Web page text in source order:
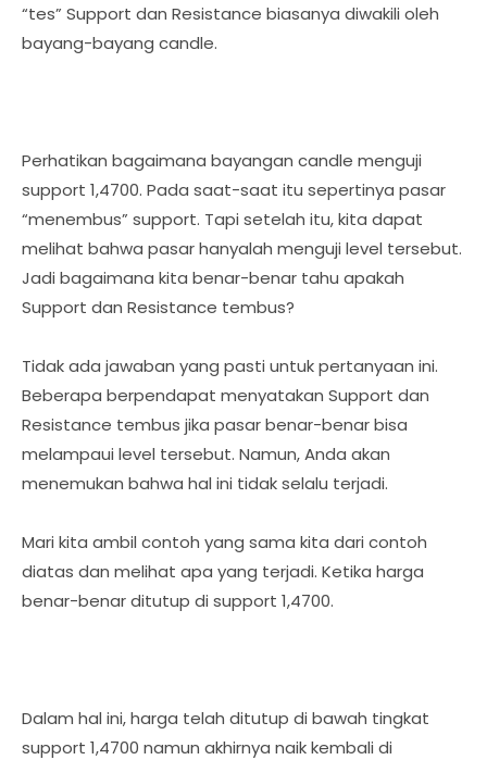
“tes” Support dan Resistance biasanya diwakili oleh
bayang-bayang candle.
Perhatikan bagaimana bayangan candle menguji
support 1,4700. Pada saat-saat itu sepertinya pasar
“menembus” support. Tapi setelah itu, kita dapat
melihat bahwa pasar hanyalah menguji level tersebut.
Jadi bagaimana kita benar-benar tahu apakah
Support dan Resistance tembus?
Tidak ada jawaban yang pasti untuk pertanyaan ini.
Beberapa berpendapat menyatakan Support dan
Resistance tembus jika pasar benar-benar bisa
melampaui level tersebut. Namun, Anda akan
menemukan bahwa hal ini tidak selalu terjadi.
Mari kita ambil contoh yang sama kita dari contoh
diatas dan melihat apa yang terjadi. Ketika harga
benar-benar ditutup di support 1,4700.
Dalam hal ini, harga telah ditutup di bawah tingkat
support 1,4700 namun akhirnya naik kembali di